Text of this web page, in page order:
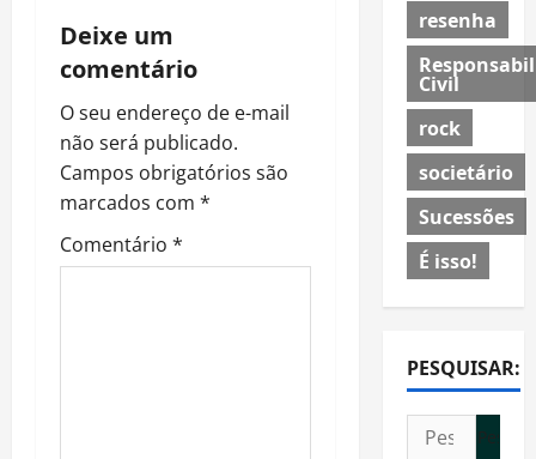
v
i
g
a
t
i
Deixe um
comentário
O seu endereço de e-mail
não será publicado.
Campos obrigatórios são
marcados com *
Comentário *
resenha
Civil
rock
societário
Sucessões
É isso!
PESQUISAR:
Pesquisar